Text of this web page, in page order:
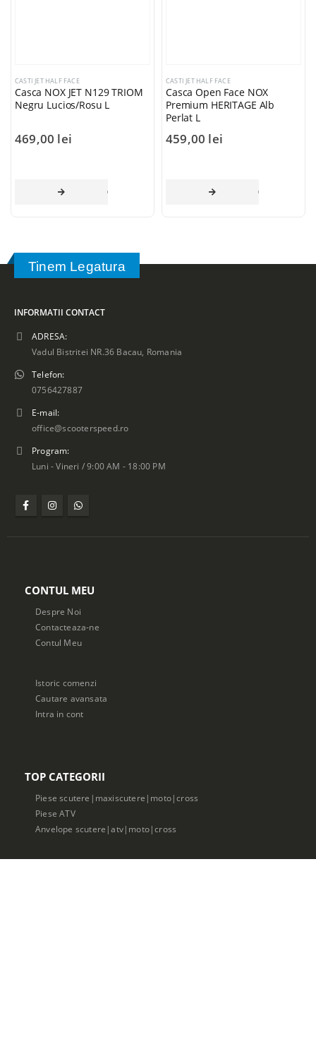
CASTI JET HALF FACE
Casca NOX JET N129 TRIOM
Negru Lucios/Rosu L
469,00 lei
CITEȘTE MAI MULT
CASTI JET HALF FACE
Casca Open Face NOX
Premium HERITAGE Alb
Perlat L
459,00 lei
CITEȘTE MAI
Tinem Legatura
INFORMATII CONTACT
ADRESA:
Vadul Bistritei NR.36 Bacau, Romania
Telefon:
0756427887
E-mail:
office@scooterspeed.ro
Program:
Luni - Vineri / 9:00 AM - 18:00 PM
CONTUL MEU
Despre Noi
Contacteaza-ne
Contul Meu
Istoric comenzi
Cautare avansata
Intra in cont
TOP CATEGORII
Piese scutere|maxiscutere|moto|cross
Piese ATV
Anvelope scutere|atv|moto|cross